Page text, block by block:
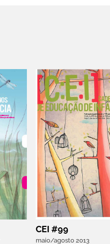
CEI #99
maio/agosto 2013